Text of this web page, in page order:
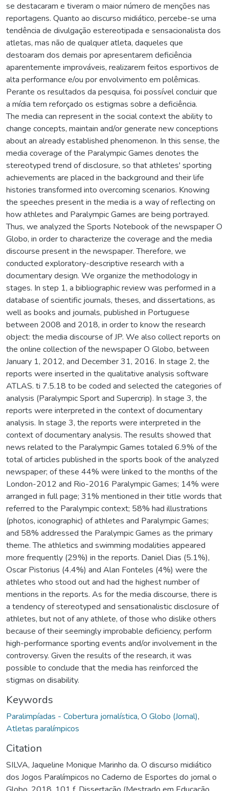
se destacaram e tiveram o maior número de menções nas
reportagens. Quanto ao discurso midiático, percebe-se uma
tendência de divulgação estereotipada e sensacionalista dos
atletas, mas não de qualquer atleta, daqueles que
destoaram dos demais por apresentarem deficiência
aparentemente improváveis, realizarem feitos esportivos de
alta performance e/ou por envolvimento em polêmicas.
Perante os resultados da pesquisa, foi possível concluir que
a mídia tem reforçado os estigmas sobre a deficiência.
The media can represent in the social context the ability to
change concepts, maintain and/or generate new conceptions
about an already established phenomenon. In this sense, the
media coverage of the Paralympic Games denotes the
stereotyped trend of disclosure, so that athletes' sporting
achievements are placed in the background and their life
histories transformed into overcoming scenarios. Knowing
the speeches present in the media is a way of reflecting on
how athletes and Paralympic Games are being portrayed.
Thus, we analyzed the Sports Notebook of the newspaper O
Globo, in order to characterize the coverage and the media
discourse present in the newspaper. Therefore, we
conducted exploratory-descriptive research with a
documentary design. We organize the methodology in
stages. In step 1, a bibliographic review was performed in a
database of scientific journals, theses, and dissertations, as
well as books and journals, published in Portuguese
between 2008 and 2018, in order to know the research
object: the media discourse of JP. We also collect reports on
the online collection of the newspaper O Globo, between
January 1, 2012, and December 31, 2016. In stage 2, the
reports were inserted in the qualitative analysis software
ATLAS. ti 7.5.18 to be coded and selected the categories of
analysis (Paralympic Sport and Supercrip). In stage 3, the
reports were interpreted in the context of documentary
analysis. In stage 3, the reports were interpreted in the
context of documentary analysis. The results showed that
news related to the Paralympic Games totaled 6.9% of the
total of articles published in the sports book of the analyzed
newspaper; of these 44% were linked to the months of the
London-2012 and Rio-2016 Paralympic Games; 14% were
arranged in full page; 31% mentioned in their title words that
referred to the Paralympic context; 58% had illustrations
(photos, iconographic) of athletes and Paralympic Games;
and 58% addressed the Paralympic Games as the primary
theme. The athletics and swimming modalities appeared
more frequently (29%) in the reports. Daniel Dias (5.1%),
Oscar Pistorius (4.4%) and Alan Fonteles (4%) were the
athletes who stood out and had the highest number of
mentions in the reports. As for the media discourse, there is
a tendency of stereotyped and sensationalistic disclosure of
athletes, but not of any athlete, of those who dislike others
because of their seemingly improbable deficiency, perform
high-performance sporting events and/or involvement in the
controversy. Given the results of the research, it was
possible to conclude that the media has reinforced the
stigmas on disability.
Keywords
Paralimpíadas - Cobertura jornalística, O Globo (Jornal),
Atletas paralímpicos
Citation
SILVA, Jaqueline Monique Marinho da. O discurso midiático
dos Jogos Paralímpicos no Caderno de Esportes do jornal o